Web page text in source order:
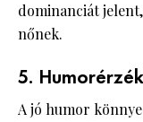
dominanciát
nőnek.
5.
A jó humor